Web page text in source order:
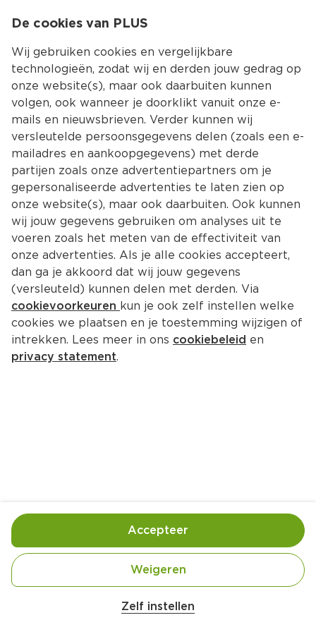
Kies jouw
Ingrediënten Bereiding
De cookies van PLUS
Wij gebruiken cookies en vergelijkbare
technologieën, zodat wij en derden jouw gedrag op
onze website(s), maar ook daarbuiten kunnen
volgen, ook wanneer je doorklikt vanuit onze e-
mails en nieuwsbrieven. Verder kunnen wij
versleutelde persoonsgegevens delen (zoals een e-
mailadres en aankoopgegevens) met derde
partijen zoals onze advertentiepartners om je
gepersonaliseerde advertenties te laten zien op
onze website(s), maar ook daarbuiten. Ook kunnen
wij jouw gegevens gebruiken om analyses uit te
voeren zoals het meten van de effectiviteit van
onze advertenties. Als je alle cookies accepteert,
dan ga je akkoord dat wij jouw gegevens
(versleuteld) kunnen delen met derden. Via
cookievoorkeuren kun je ook zelf instellen welke
cookies we plaatsen en je toestemming wijzigen of
intrekken. Lees meer in ons cookiebeleid en
privacy statement.
Zelf instellen
Weigeren
Accepteer